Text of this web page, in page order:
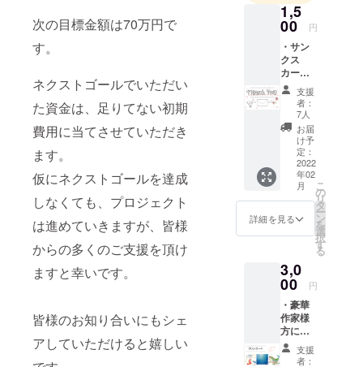
次の目標金額は70万円で
す。
ネクストゴールでいただい
た資金は、足りてない初期
費用に当てさせていただき
ます。
仮にネクストゴールを達成
しなくても、プロジェクト
は進めていきますが、皆様
からの多くのご支援を頂け
ますと幸いです。
皆様のお知り合いにもシェ
アしていただけると嬉しい
1,5
00 円
・サン
クス
カード
ちょっ
とした
イラス
トを添
えたメ
ンバー
手書き
のサン
クス
カード
支援
者：
7人
お届
け予
定：
2022
年02
月
詳細を見る
こ
の
リ
タ
ー
ン
を
選
択
す
る
3,0
00 円
・豪華
作家様
方によ
るポス
トカー
支援
者：